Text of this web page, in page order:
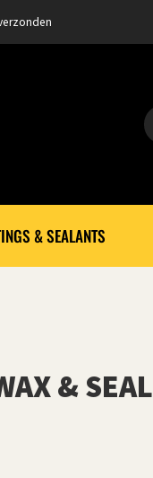
& SEALANTS
& SEAL